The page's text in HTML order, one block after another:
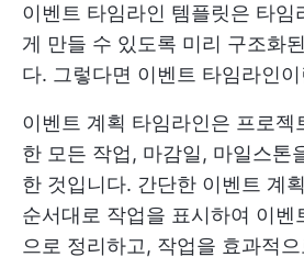
이벤트 타임라인 템플릿은 타임
게 만들 수 있도록 미리 구조화
다. 그렇다면 이벤트 타임라인
이벤트 계획 타임라인은 프로젝
한 모든 작업, 마감일, 마일스톤
한 것입니다. 간단한 이벤트 계
순서대로 작업을 표시하여 이벤
으로 정리하고, 작업을 효과적